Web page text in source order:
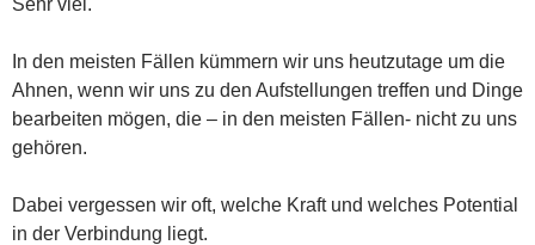
Sehr viel.
In den meisten Fällen kümmern wir uns heutzutage um die
Ahnen, wenn wir uns zu den Aufstellungen treffen und Dinge
bearbeiten mögen, die – in den meisten Fällen- nicht zu uns
gehören.
Dabei vergessen wir oft, welche Kraft und welches Potential
in der Verbindung liegt.